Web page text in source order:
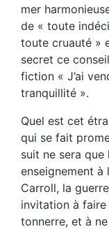
mer
de « toute
toute cruauté »
secret ce
fiction « J’ai
tranquillité ».
Quel est cet
qui se fait
suit ne sera
enseignement à
Carroll, la
invitation à faire
tonnerre, et à